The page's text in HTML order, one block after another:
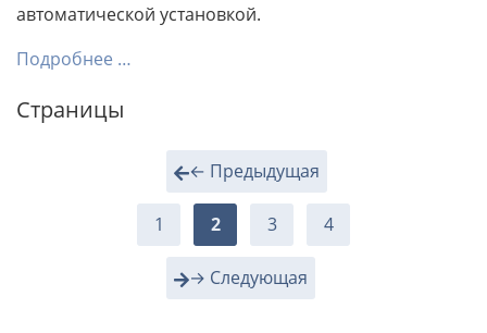
автоматической установкой.
Подробнее …
Страницы
← Предыдущая
1 2 3 4
→ Следующая